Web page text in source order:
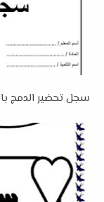
سجل تحضير الدمج